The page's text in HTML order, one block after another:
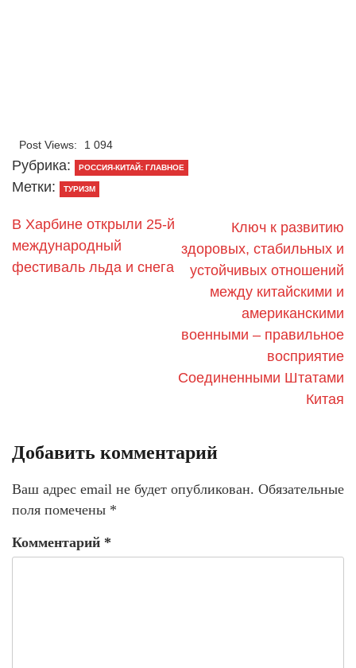
Post Views: 1 094
Рубрика: РОССИЯ-КИТАЙ: ГЛАВНОЕ
Метки: ТУРИЗМ
В Харбине открыли 25-й
международный
фестиваль льда и снега
Ключ к развитию
здоровых, стабильных и
устойчивых отношений
между китайскими и
американскими
военными – правильное
восприятие
Соединенными Штатами
Китая
Добавить комментарий
Ваш адрес email не будет опубликован. Обязательные
поля помечены *
Комментарий *